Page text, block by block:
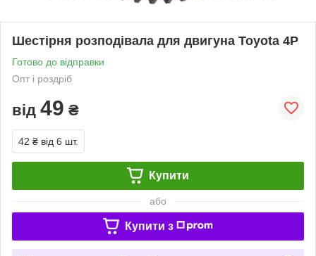
Шестірня розподівала для двигуна Toyota 4P
Готово до відправки
Опт і роздріб
від 49 ₴
42 ₴ від 6 шт.
Купити
або
Купити з